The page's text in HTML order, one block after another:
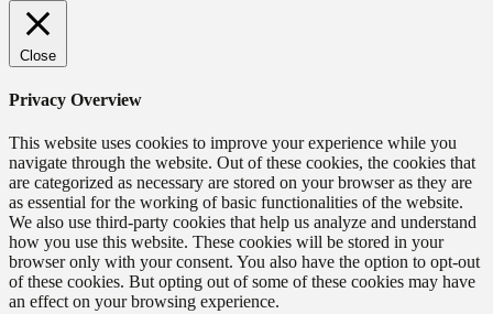
Close
Privacy Overview
This website uses cookies to improve your experience while you
navigate through the website. Out of these cookies, the cookies that
are categorized as necessary are stored on your browser as they are
as essential for the working of basic functionalities of the website.
We also use third-party cookies that help us analyze and understand
how you use this website. These cookies will be stored in your
browser only with your consent. You also have the option to opt-out
of these cookies. But opting out of some of these cookies may have
an effect on your browsing experience.